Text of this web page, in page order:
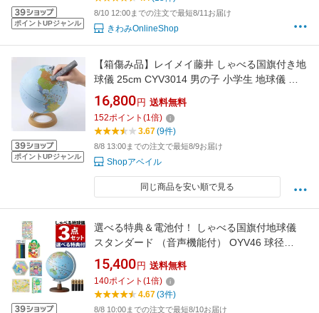
ポイントUPジャンル
8/10 12:00までの注文で最短8/11お届け
きわみOnlineShop
ポイントUPジャンル
【箱傷み品】レイメイ藤井 しゃべる国旗付き地
球儀 25cm CYV3014 男の子 小学生 地球儀 世
界地図 地理 社会科 学習 初心者 子供 自由学習
16,800 円 送料無料
152ポイント (1倍)
3.67(9件)
8/8 13:00までの注文で最短8/9お届け
Shopアベイル
同じ商品を安い順で見る
選べる特典＆電池付！ しゃべる国旗付地球儀
スタンダード （音声機能付） OYV46 球径
20cm レイメイ藤井 地球儀 しゃべる 子供用 プ
レゼント
15,400 円 送料無料
140ポイント (1倍)
4.67(3件)
8/8 10:00までの注文で最短8/10お届け